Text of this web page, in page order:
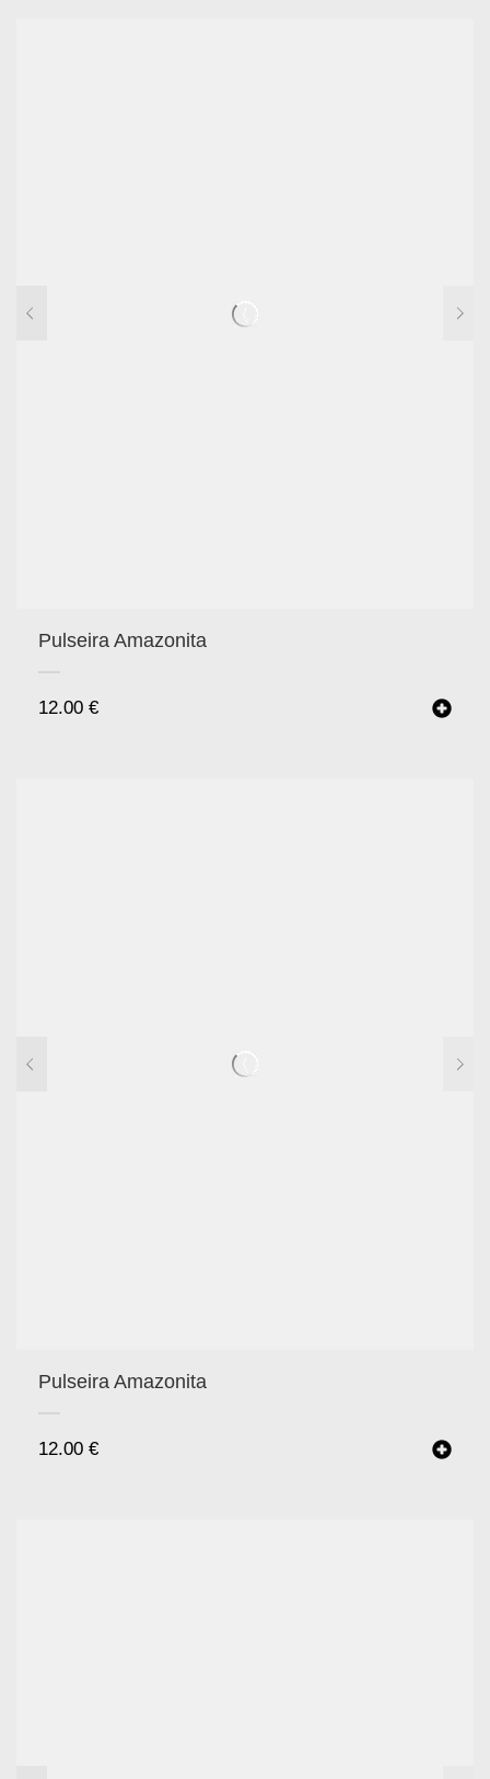
Pulseira Amazonita
12.00 €
Pulseira Amazonita
12.00 €